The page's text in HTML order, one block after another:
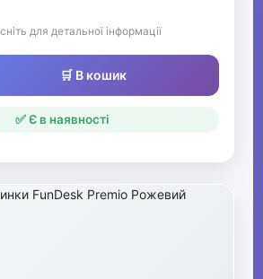
для детальної інформації
🛒 В кошик
✅ Є в наявності